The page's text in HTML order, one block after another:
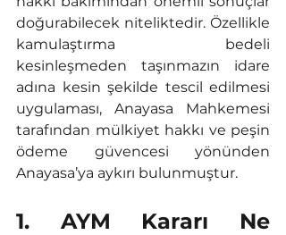
doğurabilecek niteliktedir. Özellikle
kamulaştırma bedeli
kesinleşmeden taşınmazın idare
adına kesin şekilde tescil edilmesi
uygulaması, Anayasa Mahkemesi
tarafından mülkiyet hakkı ve peşin
ödeme güvencesi yönünden
Anayasa’ya aykırı bulunmuştur.
1. AYM Kararı Ne